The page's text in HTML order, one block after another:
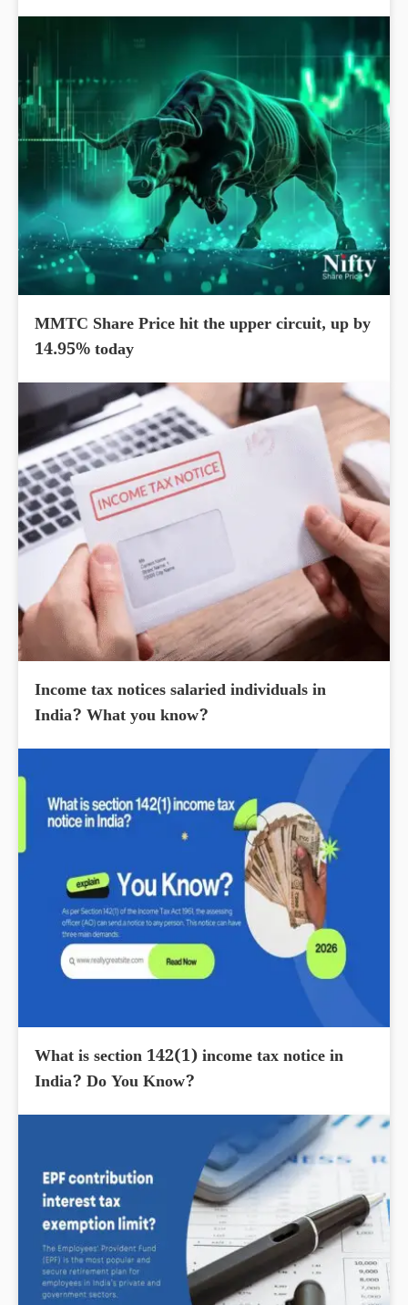
MMTC Share Price hit the upper circuit, up by
14.95% today
Income tax notices salaried individuals in
India? What you know?
What is section 142(1) income tax notice in
India? Do You Know?